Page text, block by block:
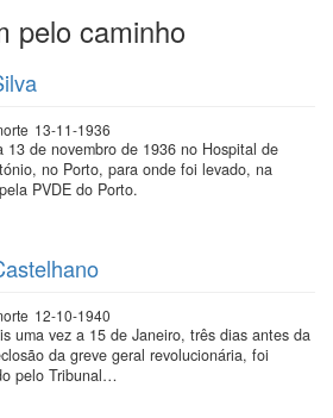
pelo caminho
13-11-1936
13 de novembro de 1936 no Hospital de
no Porto, para onde foi levado, na
PVDE do Porto.
12-10-1940
uma vez a 15 de Janeiro, três dias antes da
da greve geral revolucionária, foi
pelo Tribunal…